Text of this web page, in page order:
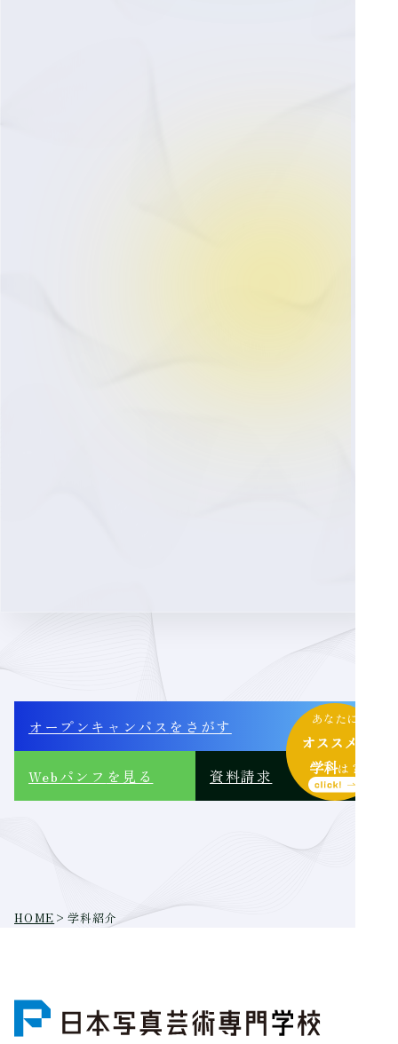
オープンキャンパス をさがす
Webパンフ を見る 資料請求
あなたに
オススメ
学科は？
HOME > 学科紹介